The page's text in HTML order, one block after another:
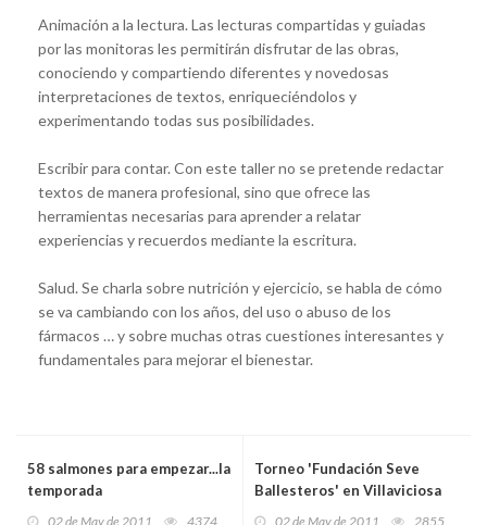
Animación a la lectura. Las lecturas compartidas y guiadas
por las monitoras les permitirán disfrutar de las obras,
conociendo y compartiendo diferentes y novedosas
interpretaciones de textos, enriqueciéndolos y
experimentando todas sus posibilidades.
Escribir para contar. Con este taller no se pretende redactar
textos de manera profesional, sino que ofrece las
herramientas necesarias para aprender a relatar
experiencias y recuerdos mediante la escritura.
Salud. Se charla sobre nutrición y ejercicio, se habla de cómo
se va cambiando con los años, del uso o abuso de los
fármacos … y sobre muchas otras cuestiones interesantes y
fundamentales para mejorar el bienestar.
58 salmones para empezar...la
temporada
02 de May de 2011 4374
Torneo 'Fundación Seve
Ballesteros' en Villaviciosa
02 de May de 2011 2855